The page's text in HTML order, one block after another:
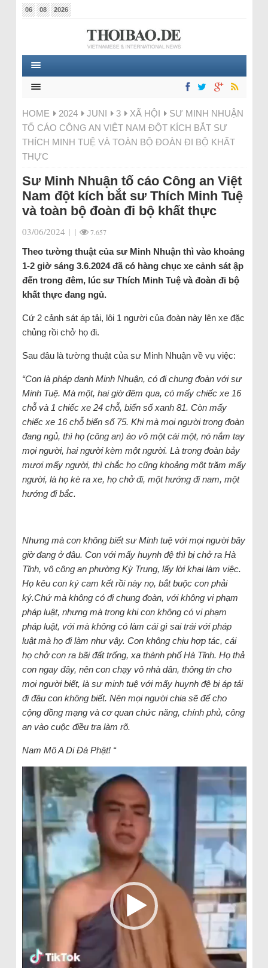
06 08 2026
HOME 2024 JUNI 3 XÃ HỘI
SƯ MINH NHUẬN
TỐ CÁO CÔNG AN VIỆT NAM ĐỘT KÍCH BẮT SƯ
THÍCH MINH TUỆ VÀ TOÀN BỘ ĐOÀN ĐI BỘ KHẤT
THỰC
Sư Minh Nhuận tố cáo Công an Việt
Nam đột kích bắt sư Thích Minh Tuệ
và toàn bộ đoàn đi bộ khất thực
03/06/2024 | | 7.657
Theo tường thuật của sư Minh Nhuận thì vào khoảng
1-2 giờ sáng 3.6.2024 đã có hàng chục xe cảnh sát ập
đến trong đêm, lúc sư Thích Minh Tuệ và đoàn đi bộ
khất thực đang ngủ.
Cứ 2 cảnh sát áp tải, lôi 1 người của đoàn này lên xe đặc
chủng rồi chở họ đi.
Sau đâu là tường thuật của sư Minh Nhuận về vụ việc:
“Con là pháp danh Minh Nhuận, có đi chung đoàn với sư
Minh Tuệ. Mà một, hai giờ đêm qua, có mấy chiếc xe 16
chỗ và 1 chiếc xe 24 chỗ, biển số xanh 81. Còn mấy
chiếc xe 16 chỗ biển số 75. Khi mà mọi người trong đoàn
đang ngủ, thì họ (công an) ào vô một cái một, nó nắm tay
mọi người, hai người kèm một người. Là trong đoàn bảy
mươi mấy người, thì chắc họ cũng khoảng một trăm mấy
người, là họ kè ra xe, họ chở đi, một hướng đi nam, một
hướng đi bắc.
Nhưng mà con không biết sư Minh tuệ với mọi người bây
giờ đang ở đâu. Con với mấy huynh đệ thì bị chở ra Hà
Tĩnh, vô công an phường Kỳ Trung, lấy lời khai làm việc.
Họ kêu con ký cam kết rồi này nọ, bắt buộc con phải
ký.Chứ mà không có đi chung đoàn, với không vi phạm
pháp luật, nhưng mà trong khi con không có vi phạm
pháp luật, với mà không có làm cái gì sai trái với pháp
luật mà họ đi làm như vậy. Con không chịu hợp tác, cái
họ chở con ra bãi đất trống, xa thành phố Hà Tĩnh. Họ thả
con ngay đây, nên con chạy vô nhà dân, thông tin cho
mọi người biết, là sư minh tuệ với mấy huynh đệ bị áp tải
đi đâu con không biết. Nên mọi người chia sẽ để cho
cộng đồng mạng và cơ quan chức năng, chính phủ, công
an vào cuộc điều tra làm rõ.
Nam Mô A Di Đà Phật! “
Video-
Player